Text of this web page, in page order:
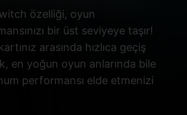
özelliği, oyun
bir üst seviyeye taşır!
arasında hızlıca geçiş
en yoğun oyun anlarında bile
performansı elde etmenizi